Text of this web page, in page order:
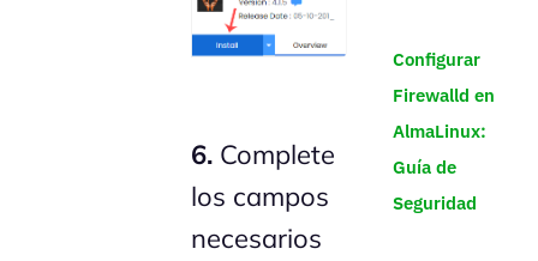
6. Complete
los campos
necesarios
Configurar
Firewalld en
AlmaLinux:
Guía de
Seguridad